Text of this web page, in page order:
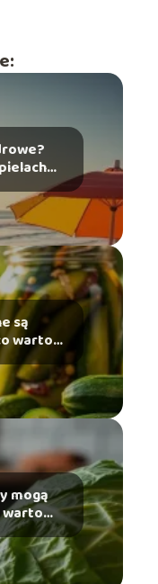
są
warto
mogą
warto